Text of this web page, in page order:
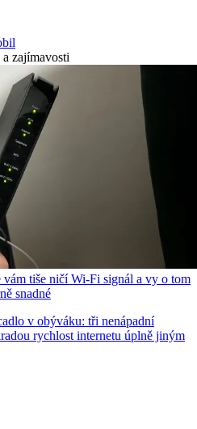
zajímavosti
tiše ničí Wi-Fi signál a vy o tom
snadné
v obýváku: tři nenápadní
rychlost internetu úplně jiným